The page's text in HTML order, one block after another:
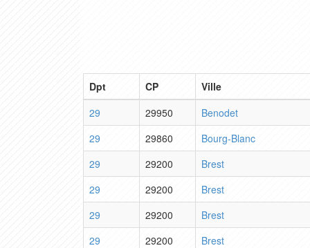
Dpt CP
Ville
29
29950
Benodet
29
29860
Bourg-Blanc
29
29200
Brest
29
29200
Brest
29
29200
Brest
29
29200
Brest